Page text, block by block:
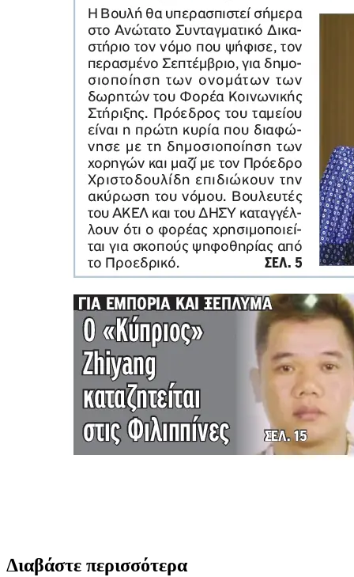
Διαβάστε περισσότερα